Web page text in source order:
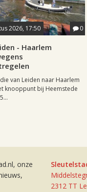
2026, 17:50 0
- Haarlem
van Leiden naar Haarlem
knooppunt bij Heemstede
onze
2312 TT